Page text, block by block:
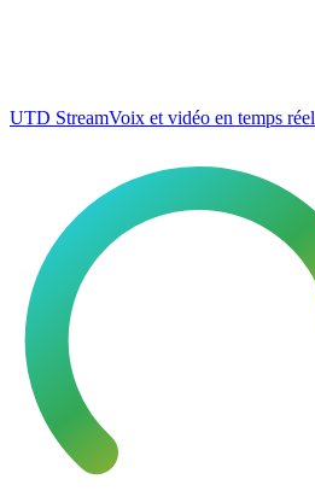
UTD StreamVoix et vidéo en temps réel